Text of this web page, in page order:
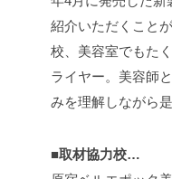
紹介いただくこと
校、美容室でもた
ライヤー。美容師
みを理解しながら
■取材協力校…